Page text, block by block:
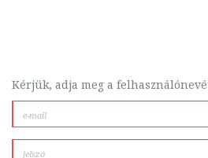
Kérjük, adja meg a